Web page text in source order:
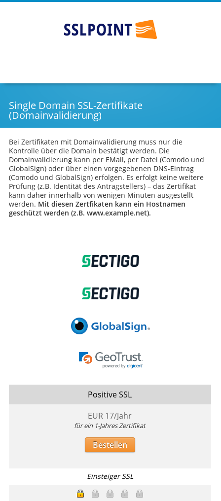
Günstige SSL Zertifikate - SSLPOINT
content
Single Domain SSL-Zertifikate
(Domainvalidierung)
Bei Zertifikaten mit Domainvalidierung muss nur die
Kontrolle über die Domain bestätigt werden. Die
Domainvalidierung kann per EMail, per Datei (Comodo und
GlobalSign) oder über einen vorgegebenen DNS-Eintrag
(Comodo und GlobalSign) erfolgen. Es erfolgt keine weitere
Prüfung (z.B. Identität des Antragstellers) – das Zertifikat
kann daher innerhalb von wenigen Minuten ausgestellt
werden. Mit diesen Zertfikaten kann ein Hostnamen
geschützt werden (z.B. www.example.net).
Positive SSL
EUR 17/Jahr
für ein 1-Jahres Zertifikat
Bestellen
Einsteiger SSL